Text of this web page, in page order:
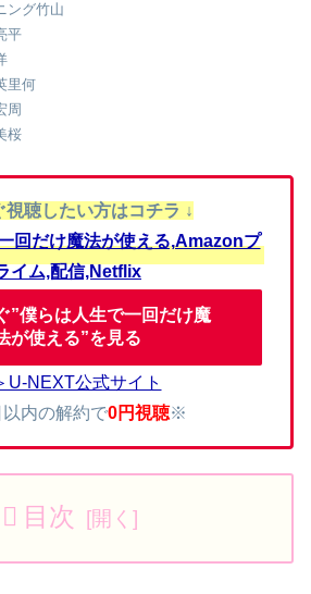
ング竹山
平
里何
周
桜
視聴したい方はコチラ ↓
”僕らは人生で一回だけ魔
が使える”を見る
U-NEXT公式サイト
内の解約で0円視聴※
目次